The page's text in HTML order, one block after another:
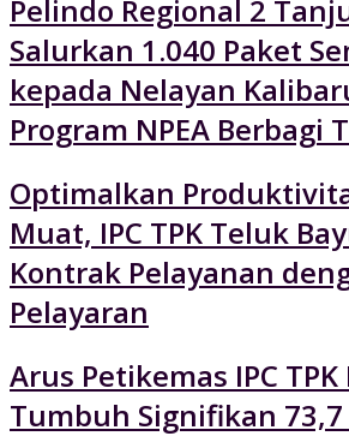
Pelindo Regional 2
Salurkan 1.040 Paket
kepada Nelayan
Program NPEA Berbagi
Optimalkan
Muat, IPC TPK Teluk
Kontrak Pelayanan
Pelayaran
Arus Petikemas IPC
Tumbuh Signifikan 73,7